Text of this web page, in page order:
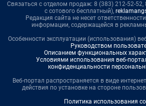
Связаться с отделом продаж: 8 (383) 212-52-52,
с сотового бесплатный),
Редакция сайта не несет
информации, содержащейся в
Особенности эксплуатации (использования)
Руководством
Описанием функциональных
Условиями использования веб-
конфиденциальности
Веб-портал распространяется в виде
действия по установке на стороне
Политика использования